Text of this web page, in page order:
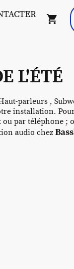
L'ÉTÉ
parleurs ,
installation.
par téléphone ;
audio chez